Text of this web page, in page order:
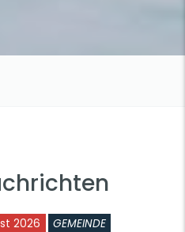
2026 GEMEINDE